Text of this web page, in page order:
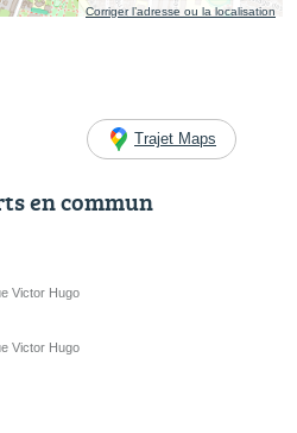
Corriger l’adresse ou la localisation
Trajet Maps
en commun
Victor Hugo
Victor Hugo